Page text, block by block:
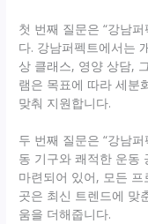
첫 번째 질문은 “강남
다. 강남퍼펙트에서는
상 클래스, 영양 상담,
램은 목표에 따라 세분
맞춰 지원합니다.
두 번째 질문은 “강남
동 기구와 쾌적한 운동
마련되어 있어, 모든
곳은 최신 트렌드에 맞
움을 더해줍니다.